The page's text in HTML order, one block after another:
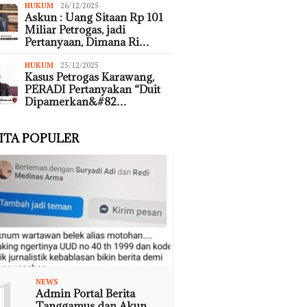
HUKUM 26/12/2025
Askun : Uang Sitaan Rp 101
Miliar Petrogas, jadi
Pertanyaan, Dimana Ri…
HUKUM 25/12/2025
Kasus Petrogas Karawang,
PERADI Pertanyakan “Duit
Dipamerkan&#82…
POPULER
NEWS
Admin Portal Berita